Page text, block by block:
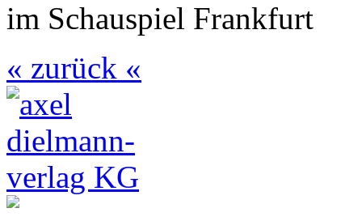
im Schauspiel Frankfurt
« zurück «